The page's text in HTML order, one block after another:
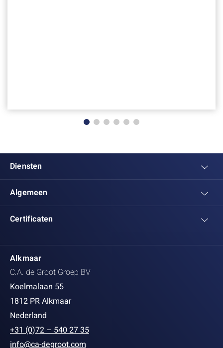
Alkmaar
C.A. de Groot Groep BV
Koelmalaan 55
1812 PR Alkmaar
Nederland
+31 (0)72 – 540 27 35
info@ca-degroot.com
Diensten
Algemeen
Certificaten